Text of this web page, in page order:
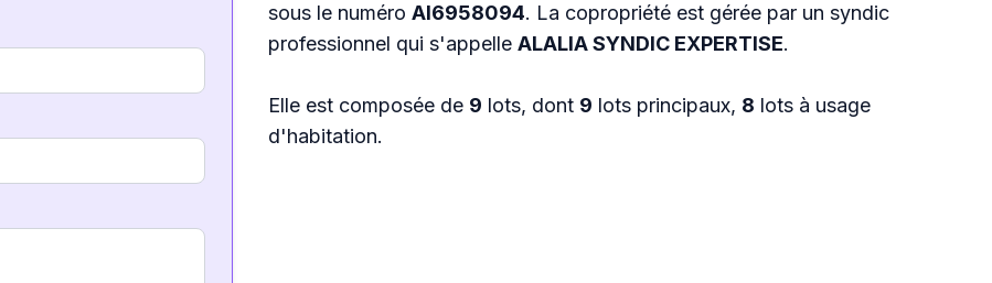
sous le numéro AI6958094. La copropriété est gérée par un syndic
professionnel qui s'appelle ALALIA SYNDIC EXPERTISE.
Elle est composée de 9 lots, dont 9 lots principaux, 8 lots à usage
d'habitation.